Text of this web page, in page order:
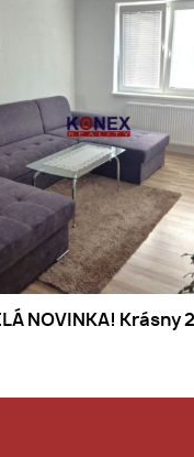
NOVINKA! Krásny